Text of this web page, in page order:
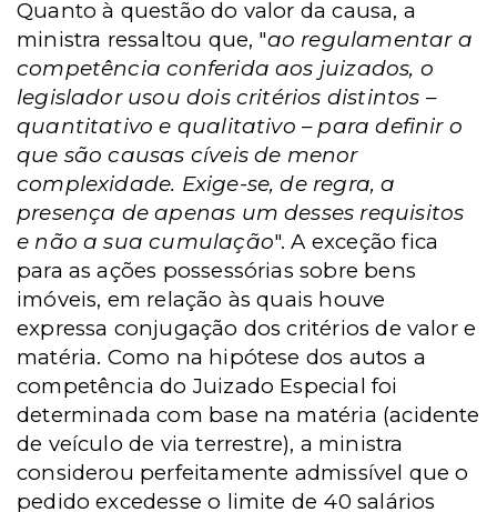
Quanto à questão do valor da causa, a
ministra ressaltou que, "ao regulamentar a
competência conferida aos juizados, o
legislador usou dois critérios distintos –
quantitativo e qualitativo – para definir o
que são causas cíveis de menor
complexidade. Exige-se, de regra, a
presença de apenas um desses requisitos
e não a sua cumulação". A exceção fica
para as ações possessórias sobre bens
imóveis, em relação às quais houve
expressa conjugação dos critérios de valor e
matéria. Como na hipótese dos autos a
competência do Juizado Especial foi
determinada com base na matéria (acidente
de veículo de via terrestre), a ministra
considerou perfeitamente admissível que o
pedido excedesse o limite de 40 salários